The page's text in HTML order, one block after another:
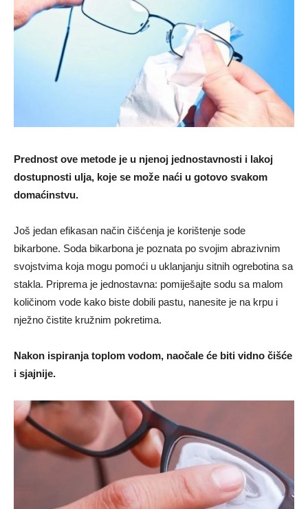
Prednost ove metode je u njenoj jednostavnosti i lakoj
dostupnosti ulja, koje se može naći u gotovo svakom
domaćinstvu.
Još jedan efikasan način čišćenja je korištenje sode
bikarbone. Soda bikarbona je poznata po svojim abrazivnim
svojstvima koja mogu pomoći u uklanjanju sitnih ogrebotina sa
stakla. Priprema je jednostavna: pomiješajte sodu sa malom
količinom vode kako biste dobili pastu, nanesite je na krpu i
nježno čistite kružnim pokretima.
Nakon ispiranja toplom vodom, naočale će biti vidno čišće
i sjajnije.